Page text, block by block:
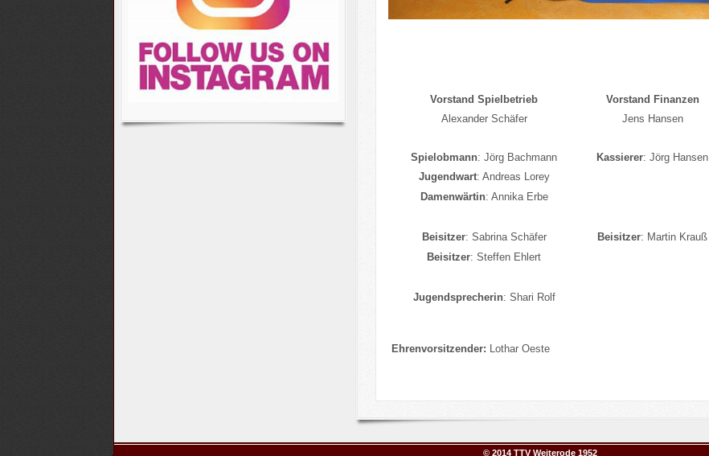
Vorstand Spielbetrieb Vorstand Finanzen
Alexander Schäfer
Jens Hansen
Spielobmann: Jörg Bachmann Kassierer: Jörg Hansen
Jugendwart: Andreas Lorey
Damenwärtin: Annika Erbe
Beisitzer: Sabrina Schäfer Beisitzer: Martin Krauß
Beisitzer: Steffen Ehlert
Jugendsprecherin: Shari Rolf
Ehrenvorsitzender: Lothar Oeste
© 2014 TTV Weiterode 1952